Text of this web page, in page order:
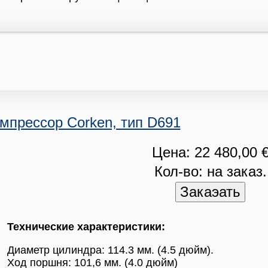
Corken, тип D691
Цена: 22 480,00
Кол-во: на заказ.
Технические характеристики:
Диаметр цилиндра: 114.3 мм. (4.5 дюйм).
Ход поршня: 101,6 мм. (4.0 дюйм)